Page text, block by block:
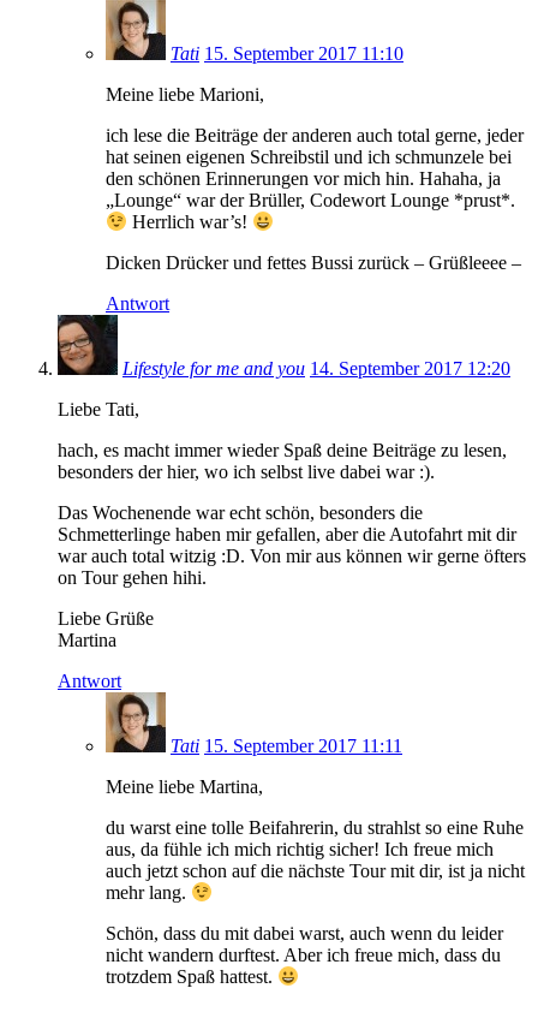
Tati 15. September 2017 11:10
Meine liebe Marioni,
ich lese die Beiträge der anderen auch total gerne, jeder
hat seinen eigenen Schreibstil und ich schmunzele bei
den schönen Erinnerungen vor mich hin. Hahaha, ja
„Lounge“ war der Brüller, Codewort Lounge *prust*.
Herrlich war’s!
Dicken Drücker und fettes Bussi zurück – Grüßleeee –
Antwort
Lifestyle for me and you 14. September 2017 12:20
Liebe Tati,
hach, es macht immer wieder Spaß deine Beiträge zu lesen,
besonders der hier, wo ich selbst live dabei war :).
Das Wochenende war echt schön, besonders die
Schmetterlinge haben mir gefallen, aber die Autofahrt mit dir
war auch total witzig :D. Von mir aus können wir gerne öfters
on Tour gehen hihi.
Liebe Grüße
Martina
Antwort
Tati 15. September 2017 11:11
Meine liebe Martina,
du warst eine tolle Beifahrerin, du strahlst so eine Ruhe
aus, da fühle ich mich richtig sicher! Ich freue mich
auch jetzt schon auf die nächste Tour mit dir, ist ja nicht
mehr lang.
Schön, dass du mit dabei warst, auch wenn du leider
nicht wandern durftest. Aber ich freue mich, dass du
trotzdem Spaß hattest.